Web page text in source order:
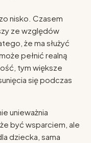
nisko. Czasem
ze względów
że ma służyć
pełnić realną
tym większe
się podczas
unieważnia
być wsparciem, ale
dziecka, sama